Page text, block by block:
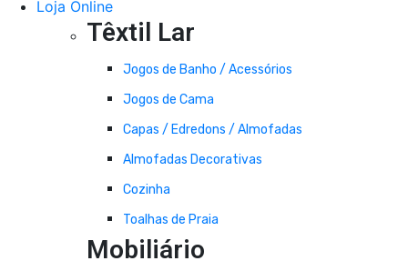
Loja Online
Têxtil Lar
Jogos de Banho / Acessórios
Jogos de Cama
Capas / Edredons / Almofadas
Almofadas Decorativas
Cozinha
Toalhas de Praia
Mobiliário